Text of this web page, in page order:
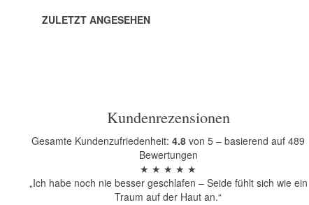
ZULETZT ANGESEHEN
Kundenrezensionen
Gesamte Kundenzufriedenheit:4.8 von 5 – basierend auf 489
Bewertungen
★ ★ ★ ★ ★
„Ich habe noch nie besser geschlafen – Seide fühlt sich wie ein
Traum auf der Haut an.“